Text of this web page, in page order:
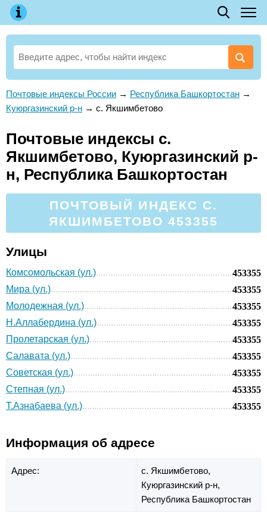
Почтовые индексы России → Республика Башкортостан →
Куюргазинский р-н → с. Якшимбетово
Почтовые индексы с.
Якшимбетово, Куюргазинский р-
н, Республика Башкортостан
ПОЧТОВЫЙ ИНДЕКС С.
ЯКШИМБЕТОВО 453355
Улицы
Комсомольская (ул.)
453355
Мира (ул.)
453355
Молодежная (ул.)
453355
Н.Аллабердина (ул.)
453355
Пролетарская (ул.)
453355
Салавата (ул.)
453355
Советская (ул.)
453355
Степная (ул.)
453355
Т.Азнабаева (ул.)
453355
Информация об адресе
Адрес:
с. Якшимбетово,
Куюргазинский р-н,
Республика Башкортостан